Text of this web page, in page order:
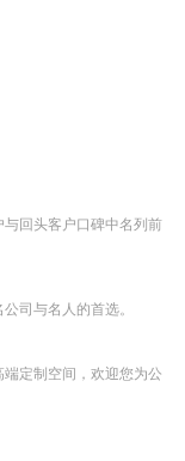
回头客户口碑中名列前
司与名人的首选。
定制空间，欢迎您为公